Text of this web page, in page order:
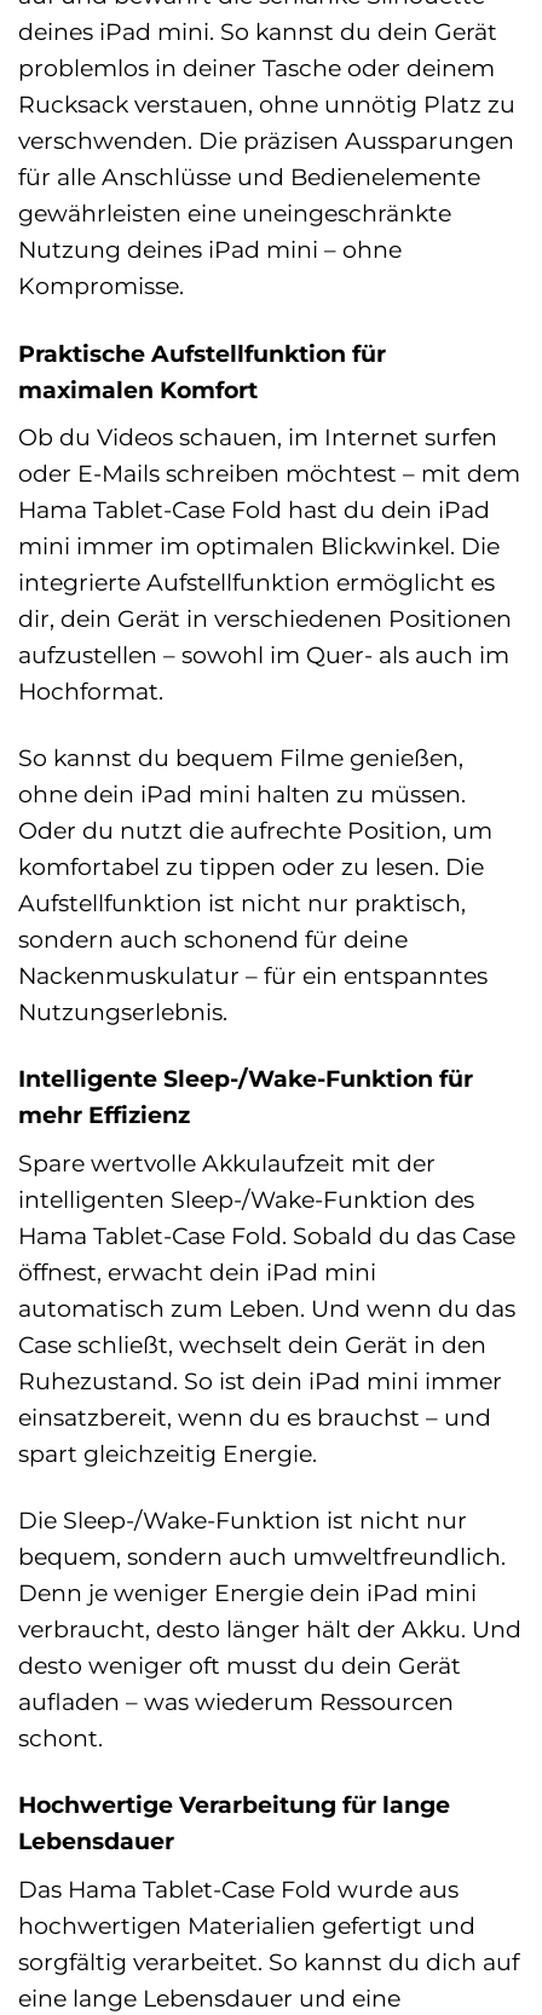
deines iPad mini. So kannst du dein Gerät
problemlos in deiner Tasche oder deinem
Rucksack verstauen, ohne unnötig Platz zu
verschwenden. Die präzisen Aussparungen
für alle Anschlüsse und Bedienelemente
gewährleisten eine uneingeschränkte
Nutzung deines iPad mini – ohne
Kompromisse.
Praktische Aufstellfunktion für
maximalen Komfort
Ob du Videos schauen, im Internet surfen
oder E-Mails schreiben möchtest – mit dem
Hama Tablet-Case Fold hast du dein iPad
mini immer im optimalen Blickwinkel. Die
integrierte Aufstellfunktion ermöglicht es
dir, dein Gerät in verschiedenen Positionen
aufzustellen – sowohl im Quer- als auch im
Hochformat.
So kannst du bequem Filme genießen,
ohne dein iPad mini halten zu müssen.
Oder du nutzt die aufrechte Position, um
komfortabel zu tippen oder zu lesen. Die
Aufstellfunktion ist nicht nur praktisch,
sondern auch schonend für deine
Nackenmuskulatur – für ein entspanntes
Nutzungserlebnis.
Intelligente Sleep-/Wake-Funktion für
mehr Effizienz
Spare wertvolle Akkulaufzeit mit der
intelligenten Sleep-/Wake-Funktion des
Hama Tablet-Case Fold. Sobald du das Case
öffnest, erwacht dein iPad mini
automatisch zum Leben. Und wenn du das
Case schließt, wechselt dein Gerät in den
Ruhezustand. So ist dein iPad mini immer
einsatzbereit, wenn du es brauchst – und
spart gleichzeitig Energie.
Die Sleep-/Wake-Funktion ist nicht nur
bequem, sondern auch umweltfreundlich.
Denn je weniger Energie dein iPad mini
verbraucht, desto länger hält der Akku. Und
desto weniger oft musst du dein Gerät
aufladen – was wiederum Ressourcen
schont.
Hochwertige Verarbeitung für lange
Lebensdauer
Das Hama Tablet-Case Fold wurde aus
hochwertigen Materialien gefertigt und
sorgfältig verarbeitet. So kannst du dich auf
eine lange Lebensdauer und eine